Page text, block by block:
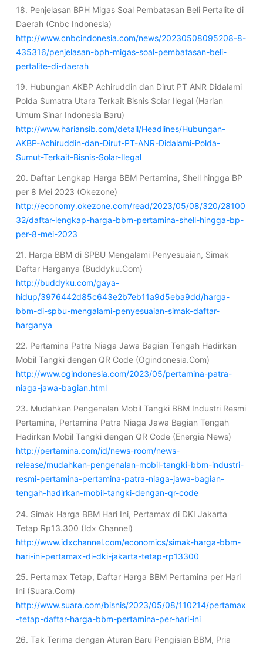
18. Penjelasan BPH Migas Soal Pembatasan Beli Pertalite di
Daerah (Cnbc Indonesia)
http://www.cnbcindonesia.com/news/20230508095208-8-
435316/penjelasan-bph-migas-soal-pembatasan-beli-
pertalite-di-daerah
19. Hubungan AKBP Achiruddin dan Dirut PT ANR Didalami
Polda Sumatra Utara Terkait Bisnis Solar Ilegal (Harian
Umum Sinar Indonesia Baru)
http://www.hariansib.com/detail/Headlines/Hubungan-
AKBP-Achiruddin-dan-Dirut-PT-ANR-Didalami-Polda-
Sumut-Terkait-Bisnis-Solar-Ilegal
20. Daftar Lengkap Harga BBM Pertamina, Shell hingga BP
per 8 Mei 2023 (Okezone)
http://economy.okezone.com/read/2023/05/08/320/28100
32/daftar-lengkap-harga-bbm-pertamina-shell-hingga-bp-
per-8-mei-2023
21. Harga BBM di SPBU Mengalami Penyesuaian, Simak
Daftar Harganya (Buddyku.Com)
http://buddyku.com/gaya-
hidup/3976442d85c643e2b7eb11a9d5eba9dd/harga-
bbm-di-spbu-mengalami-penyesuaian-simak-daftar-
harganya
22. Pertamina Patra Niaga Jawa Bagian Tengah Hadirkan
Mobil Tangki dengan QR Code (Ogindonesia.Com)
http://www.ogindonesia.com/2023/05/pertamina-patra-
niaga-jawa-bagian.html
23. Mudahkan Pengenalan Mobil Tangki BBM Industri Resmi
Pertamina, Pertamina Patra Niaga Jawa Bagian Tengah
Hadirkan Mobil Tangki dengan QR Code (Energia News)
http://pertamina.com/id/news-room/news-
release/mudahkan-pengenalan-mobil-tangki-bbm-industri-
resmi-pertamina-pertamina-patra-niaga-jawa-bagian-
tengah-hadirkan-mobil-tangki-dengan-qr-code
24. Simak Harga BBM Hari Ini, Pertamax di DKI Jakarta
Tetap Rp13.300 (Idx Channel)
http://www.idxchannel.com/economics/simak-harga-bbm-
hari-ini-pertamax-di-dki-jakarta-tetap-rp13300
25. Pertamax Tetap, Daftar Harga BBM Pertamina per Hari
Ini (Suara.Com)
http://www.suara.com/bisnis/2023/05/08/110214/pertamax
-tetap-daftar-harga-bbm-pertamina-per-hari-ini
26. Tak Terima dengan Aturan Baru Pengisian BBM, Pria